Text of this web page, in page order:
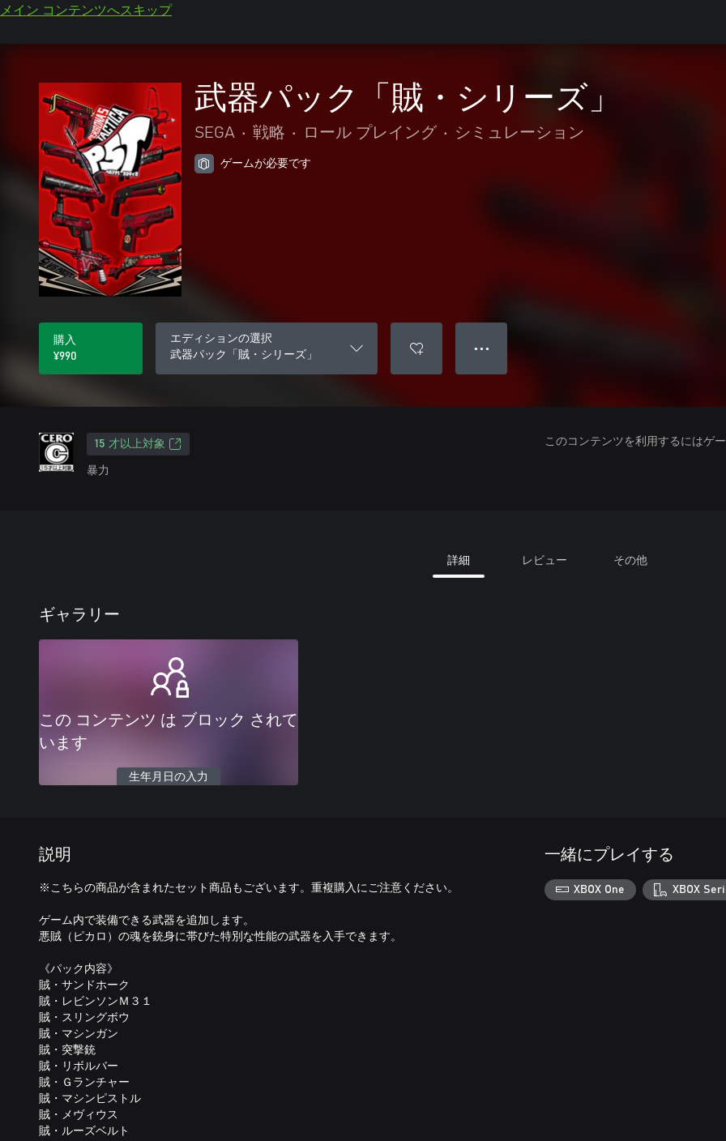
メイン コンテンツへスキップ
武器パック「賊・シリーズ」
SEGA • 戦略 • ロール プレイング • シミュレーション
ゲームが必要です
購入
¥990
エディションの選択
武器パック「賊・シリーズ」
● ● ●
15 才以上対象
暴力
このコンテンツを利用するにはゲ
詳細 レビュー その他
ギャラリー
この コンテンツ は ブロック されて
います
生年月日の入力
説明
※こちらの商品が含まれたセット商品もございます。重複購入にご注意ください。
ゲーム内で装備できる武器を追加します。
悪賊（ピカロ）の魂を銃身に帯びた特別な性能の武器を入手できます。
《パック内容》
賊・サンドホーク
賊・レビンソンＭ３１
賊・スリングボウ
賊・マシンガン
賊・突撃銃
賊・リボルバー
賊・Ｇランチャー
賊・マシンピストル
賊・メヴィウス
賊・ルーズベルト
一緒にプレイする
XBOX One XBOX